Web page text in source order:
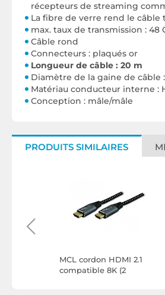
récepteurs de streaming
La fibre de verre rend le
max. taux de transmission : 48
Câble rond
Connecteurs : plaqués or
Longueur de câble : 20 m
Diamètre de la gaine de câble
Matériau conducteur interne :
Conception : mâle/mâle
PRODUITS SIMILAIRES
MCL cordon HDMI 2.1
compatible 8K (2